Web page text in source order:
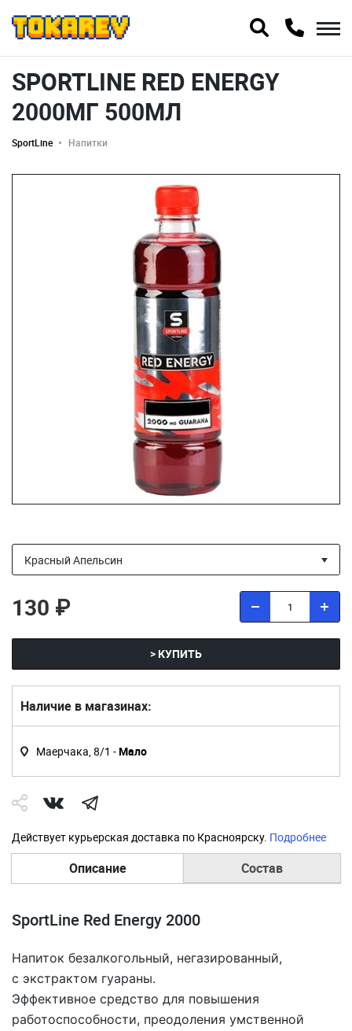
SPORTLINE RED ENERGY
2000МГ 500МЛ
SportLine Напитки
130 ₽
> КУПИТЬ
Наличие в магазинах:
Маерчака, 8/1 -Мало
Действует курьерская доставка по Красноярску. Подробнее
Описание Состав
SportLine Red Energy 2000
Напиток безалкогольный, негазированный,
с экстрактом гуараны.
Эффективное средство для повышения
работоспособности, преодоления умственной